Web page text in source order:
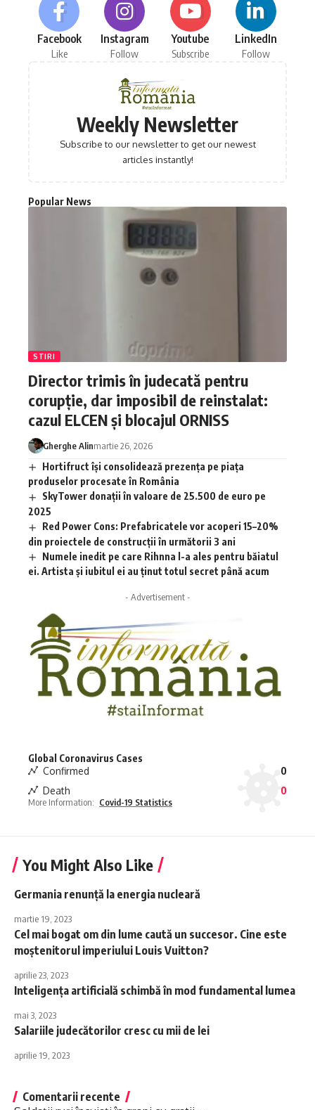
Facebook
Like
Instagram
Follow
Youtube
Subscribe
LinkedIn
Follow
Weekly Newsletter
Subscribe to our newsletter to get our newest
articles instantly!
Popular News
STIRI
Director trimis în judecată pentru
corupție, dar imposibil de reinstalat:
cazul ELCEN și blocajul ORNISS
Gherghe Alinmartie 26, 2026
Hortifruct își consolidează prezența pe piața
produselor procesate în România
SkyTower donații în valoare de 25.500 de euro pe
2025
Red Power Cons: Prefabricatele vor acoperi 15–20%
din proiectele de construcții în următorii 3 ani
Numele inedit pe care Rihnna l-a ales pentru băiatul
ei. Artista și iubitul ei au ținut totul secret până acum
- Advertisement -
Global Coronavirus Cases
Confirmed
0
Death
0
More Information: Covid-19 Statistics
You Might Also Like
Germania renunță la energia nucleară
martie 19, 2023
Cel mai bogat om din lume caută un succesor. Cine este
moștenitorul imperiului Louis Vuitton?
aprilie 23, 2023
Inteligența artificială schimbă în mod fundamental lumea
mai 3, 2023
Salariile judecătorilor cresc cu mii de lei
aprilie 19, 2023
Comentarii recente